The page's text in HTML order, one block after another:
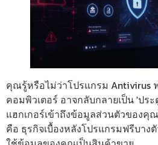
คุณรู้หรือไม่ว่าโปรแกรม Antivirus
คอมพิวเตอร์ อาจกลับกลายเป็น 'ปร
แฮกเกอร์เข้าถึงข้อมูลส่วนตัวของคุ
คือ ธุรกิจเบื้องหลังโปรแกรมฟรีบาง